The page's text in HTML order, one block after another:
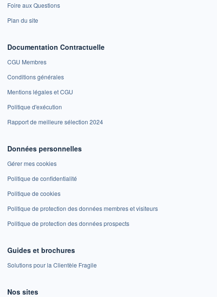
Foire aux Questions
Plan du site
Documentation Contractuelle
CGU Membres
Conditions générales
Mentions légales et CGU
Politique d'exécution
Rapport de meilleure sélection 2024
Données personnelles
Gérer mes cookies
Politique de confidentialité
Politique de cookies
Politique de protection des données membres et visiteurs
Politique de protection des données prospects
Guides et brochures
Solutions pour la Clientèle Fragile
Nos sites